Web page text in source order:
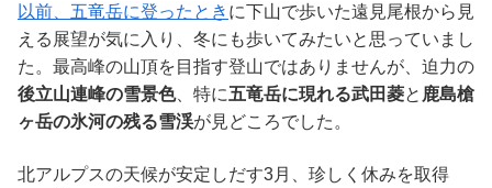
以前、五竜岳に登ったとき に下山で歩いた遠見尾根から見
える展望が気に入り、冬にも歩いてみたいと思っていまし
た。最高峰の山頂を目指す登山ではありませんが、迫力の
後立山連峰の雪景色、特に五竜岳に現れる武田菱と 鹿島槍
ヶ岳の氷河の残る雪渓が見どころでした。
北アルプスの天候が安定しだす3月、珍しく休みを取得